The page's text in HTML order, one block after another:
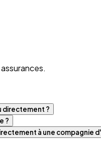
directement ?
?
à une compagnie